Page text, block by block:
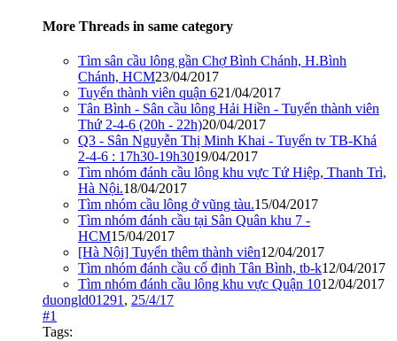
More Threads in same category
Tìm sân cầu lông gần Chợ Bình Chánh, H.Bình
Chánh, HCM23/04/2017
Tuyển thành viên quận 621/04/2017
Tân Bình - Sân cầu lông Hải Hiền - Tuyển thành viên
Thứ 2-4-6 (20h - 22h)20/04/2017
Q3 - Sân Nguyễn Thị Minh Khai - Tuyển tv TB-Khá
2-4-6 : 17h30-19h3019/04/2017
Tìm nhóm đánh cầu lông khu vực Tứ Hiệp, Thanh Trì,
Hà Nội.18/04/2017
Tìm nhóm cầu lông ở vũng tàu.15/04/2017
Tìm nhóm đánh cầu tại Sân Quân khu 7 -
HCM15/04/2017
[Hà Nội] Tuyển thêm thành viên12/04/2017
Tìm nhóm đánh cầu cố định Tân Bình, tb-k12/04/2017
Tìm nhóm đánh cầu lông khu vực Quận 1012/04/2017
duongld01291 , 25/4/17
#1
Tags: